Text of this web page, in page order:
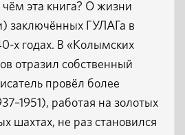
эта книга? О жизни
заключённых ГУЛАГа в
х годах. В «Колымских
отразил собственный
провёл более
работая на золотых
шахтах, не раз становился